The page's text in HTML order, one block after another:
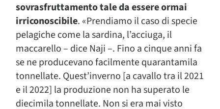
sovrasfruttamento tale da essere ormai
irriconoscibile. «Prendiamo il caso di specie
pelagiche come la sardina, l’acciuga, il
maccarello – dice Naji –. Fino a cinque anni fa
se ne producevano facilmente quarantamila
tonnellate. Quest’inverno [a cavallo tra il 2021
e il 2022] la produzione non ha superato le
diecimila tonnellate. Non si era mai visto